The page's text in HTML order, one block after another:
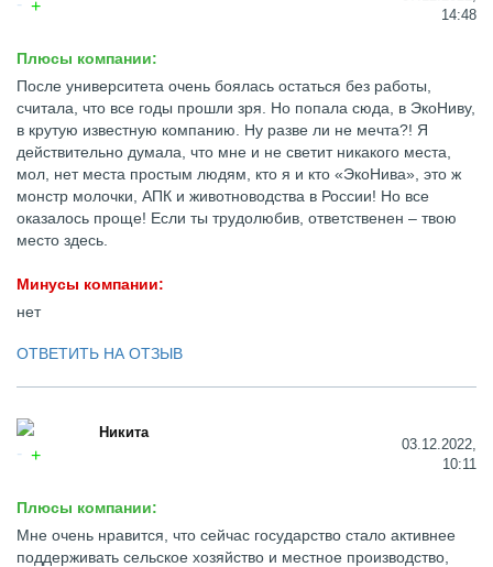
14:48
Плюсы компании:
После университета очень боялась остаться без работы,
считала, что все годы прошли зря. Но попала сюда, в ЭкоНиву,
в крутую известную компанию. Ну разве ли не мечта?! Я
действительно думала, что мне и не светит никакого места,
мол, нет места простым людям, кто я и кто «ЭкоНива», это ж
монстр молочки, АПК и животноводства в России! Но все
оказалось проще! Если ты трудолюбив, ответственен – твою
место здесь.
Минусы компании:
нет
ОТВЕТИТЬ НА ОТЗЫВ
Никита
03.12.2022,
10:11
Плюсы компании:
Мне очень нравится, что сейчас государство стало активнее
поддерживать сельское хозяйство и местное производство,